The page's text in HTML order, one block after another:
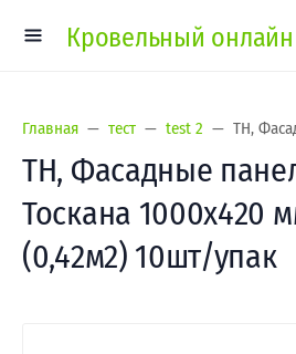
Кровельный онлайн
Главная тест test 2 ТН,
ТН, Фасадные
Тоскана 1000х420
(0,42м2) 10шт/упак